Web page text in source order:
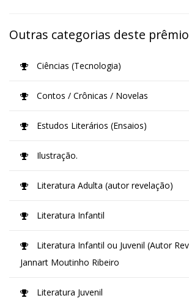
Outras categorias deste prêmio
Ciências (Tecnologia)
Contos / Crônicas / Novelas
Estudos Literários (Ensaios)
Ilustração.
Literatura Adulta (autor revelação)
Literatura Infantil
Literatura Infantil ou Juvenil (Autor
Jannart Moutinho Ribeiro
Literatura Juvenil